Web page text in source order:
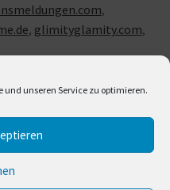
und unseren Service zu optimieren.
,
, glimityglamity.com,